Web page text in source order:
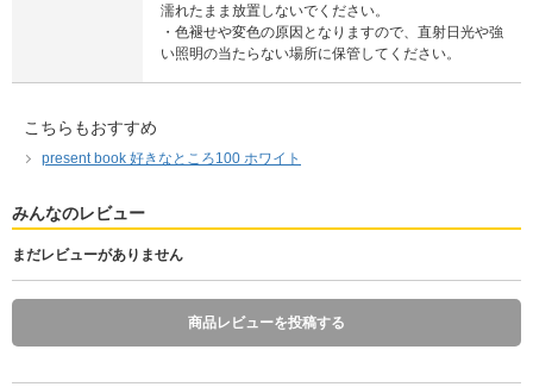
濡れたまま放置しないでください。
・色褪せや変色の原因となりますので、直射日光や強
い照明の当たらない場所に保管してください。
こちらもおすすめ
present book 好きなところ100 ホワイト
みんなのレビュー
まだレビューがありません
商品レビューを投稿する